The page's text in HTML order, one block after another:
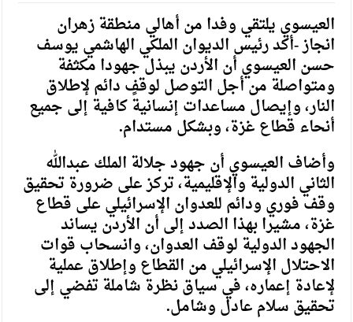
القاضي يلتقي رؤساء تحرير الصحف اليومية ويؤكد حرص مجلس
النواب على شراكة فاعلة مع الإعلام
دعوة المكلفين بخدمة العلم (الدفعة الثالثة) إلى مراجعة منصة خدمة
العلم
الملك يلتقي مجموعة من رفاق السلاح
الملك يتلقى اتصالا هاتفيا من العاهل البحريني
القاضي محمود أحمد فريحات.. مبارك ومزيدا من التوفيق
العيسوي يلتقي وفدا من أهالي منطقة زهران
انجاز -أكد رئيس الديوان الملكي الهاشمي يوسف
حسن العيسوي أن الأردن يبذل جهودا مكثفة
ومتواصلة من أجل التوصل لوقفٍ دائم لإطلاق
النار، وإيصال مساعدات إنسانية كافية إلى جميع
أنحاء قطاع غزة، وبشكل مستدام.
وأضاف العيسوي أن جهود جلالة الملك عبدالله
الثاني الدولية والإقليمية، تركز على ضرورة تحقيق
وقف فوري ودائم للعدوان الإسرائيلي على قطاع
غزة، مشيرا بهذا الصدد إلى أن الأردن يساند
الجهود الدولية لوقف العدوان، وانسحاب قوات
الاحتلال الإسرائيلي من القطاع وإطلاق عملية
لإعادة إعماره، في سياق نظرة شاملة تفضي إلى
تحقيق سلام عادل وشامل.